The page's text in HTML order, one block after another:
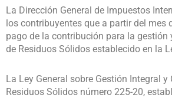
La Dirección General de Impuestos
los contribuyentes que a partir del mes
pago de la contribución para la gestión
de Residuos Sólidos establecido en la
La Ley General sobre Gestión Integral
Residuos Sólidos número 225-20,